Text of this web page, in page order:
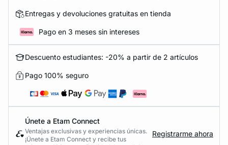
Entregas y devoluciones gratuitas en tienda
Pago en 3 meses sin intereses
Descuento estudiantes: -20% a partir de 2 artículos
Pago 100% seguro
Únete a Etam Connect
Ventajas exclusivas y experiencias únicas.
¡Únete a Etam Connect y recibe tus
Registrarme ahora